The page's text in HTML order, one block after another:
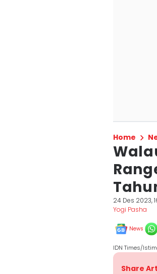
Home
24 Des 2023,
Yogi Pasha
News
IDN Times/
Share